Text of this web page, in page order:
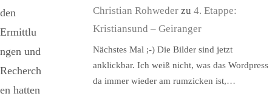
den
Ermittlu
ngen und
Recherch
en hatten
Christian Rohweder zu 4. Etappe:
Kristiansund – Geiranger
Nächstes Mal ;-) Die Bilder sind jetzt
anklickbar. Ich weiß nicht, was das Wordpress
da immer wieder am rumzicken ist,…